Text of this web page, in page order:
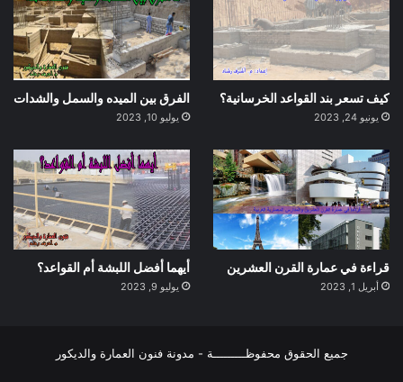
كيف تسعر بند القواعد الخرسانية؟
يونيو 24, 2023
الفرق بين الميده والسمل والشدات
يوليو 10, 2023
قراءة في عمارة القرن العشرين
أبريل 1, 2023
أيهما أفضل اللبشة أم القواعد؟
يوليو 9, 2023
جميع الحقوق محفوظـــــــــة - مدونة فنون العمارة والديكور